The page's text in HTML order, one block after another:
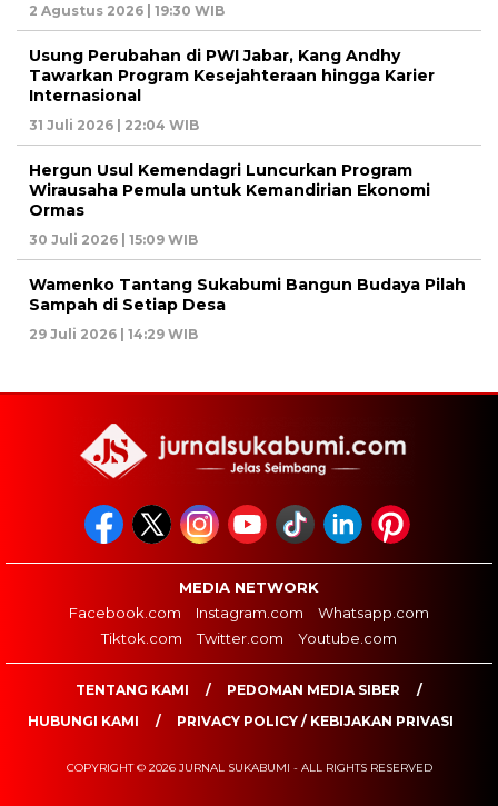
2 Agustus 2026 | 19:30 WIB
Usung Perubahan di PWI Jabar, Kang Andhy
Tawarkan Program Kesejahteraan hingga Karier
Internasional
31 Juli 2026 | 22:04 WIB
Hergun Usul Kemendagri Luncurkan Program
Wirausaha Pemula untuk Kemandirian Ekonomi
Ormas
30 Juli 2026 | 15:09 WIB
Wamenko Tantang Sukabumi Bangun Budaya Pilah
Sampah di Setiap Desa
29 Juli 2026 | 14:29 WIB
MEDIA NETWORK
Facebook.com
Instagram.com
Whatsapp.com
Tiktok.com
Twitter.com Youtube.com
TENTANG KAMI
PEDOMAN MEDIA SIBER
HUBUNGI KAMI
PRIVACY POLICY / KEBIJAKAN PRIVASI
COPYRIGHT © 2026 JURNAL SUKABUMI - ALL RIGHTS RESERVED